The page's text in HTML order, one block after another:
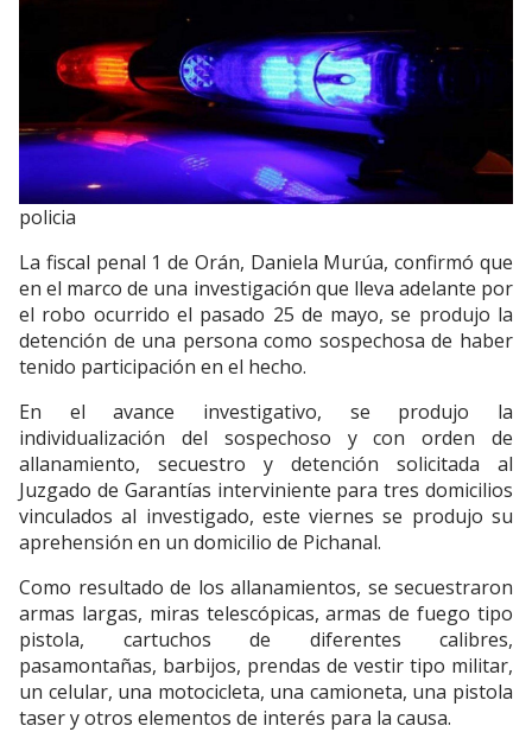
policia
La fiscal penal 1 de Orán, Daniela Murúa, confirmó que
en el marco de una investigación que lleva adelante por
el robo ocurrido el pasado 25 de mayo, se produjo la
detención de una persona como sospechosa de haber
tenido participación en el hecho.
En el avance investigativo, se produjo la
individualización del sospechoso y con orden de
allanamiento, secuestro y detención solicitada al
Juzgado de Garantías interviniente para tres domicilios
vinculados al investigado, este viernes se produjo su
aprehensión en un domicilio de Pichanal.
Como resultado de los allanamientos, se secuestraron
armas largas, miras telescópicas, armas de fuego tipo
pistola, cartuchos de diferentes calibres,
pasamontañas, barbijos, prendas de vestir tipo militar,
un celular, una motocicleta, una camioneta, una pistola
taser y otros elementos de interés para la causa.